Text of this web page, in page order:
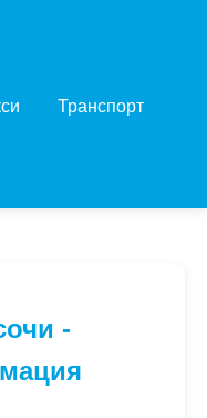
Транспорт
-